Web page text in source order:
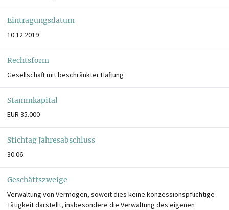
Eintragungsdatum
10.12.2019
Rechtsform
Gesellschaft mit beschränkter Haftung
Stammkapital
EUR 35.000
Stichtag Jahresabschluss
30.06.
Geschäftszweige
Verwaltung von Vermögen, soweit dies keine konzessionspflichtige
Tätigkeit darstellt, insbesondere die Verwaltung des eigenen